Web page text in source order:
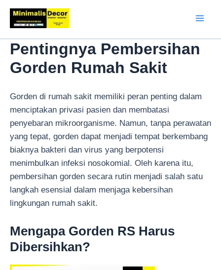
Lewati
Pentingnya Pembersihan
Gorden Rumah Sakit
Gorden di rumah sakit memiliki peran penting dalam
menciptakan privasi pasien dan membatasi
penyebaran mikroorganisme. Namun, tanpa perawatan
yang tepat, gorden dapat menjadi tempat berkembang
biaknya bakteri dan virus yang berpotensi
menimbulkan infeksi nosokomial. Oleh karena itu,
pembersihan gorden secara rutin menjadi salah satu
langkah esensial dalam menjaga kebersihan
lingkungan rumah sakit.
Mengapa Gorden RS Harus
Dibersihkan?